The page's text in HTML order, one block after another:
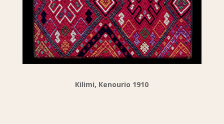
Kilimi, Kenourio 1910